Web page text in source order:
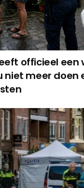
officieel
niet meer doen